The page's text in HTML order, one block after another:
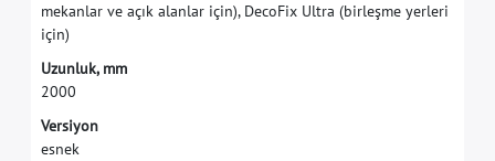
mekanlar ve açık alanlar için), DecoFix Ultra (birleşme yerleri
için)
Uzunluk, mm
2000
Versiyon
esnek